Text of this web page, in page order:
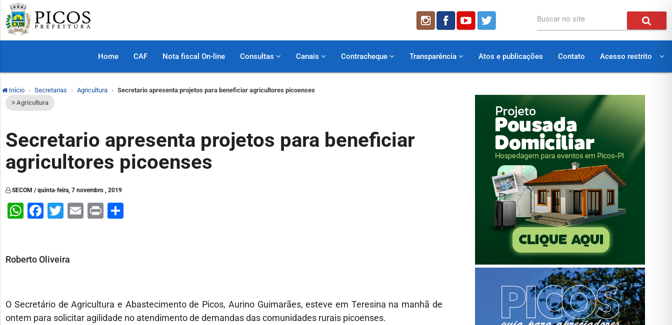
Buscar no site
Home CAF Nota fiscal On-line Consultas Canais Contracheque Transparência Atos e publicações Contato Acesso restrito
Início Secretarias Agricultura
Secretario apresenta projetos para beneficiar agricultores picoenses
Agricultura
Secretario apresenta projetos para beneficiar
agricultores picoenses
SECOM / quinta-feira, 7 novembro , 2019
WhatsApp
Facebook
Twitter
Email
Print
Roberto Oliveira
O Secretário de Agricultura e Abastecimento de Picos, Aurino Guimarães, esteve em Teresina na manhã de
ontem para solicitar agilidade no atendimento de demandas das comunidades rurais picoenses.